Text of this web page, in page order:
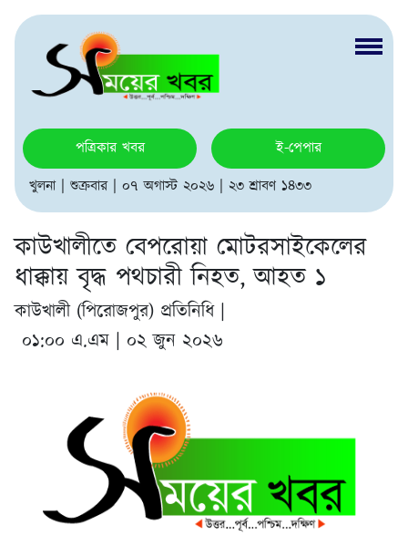
পত্রিকার খবর
ই-পেপার
খুলনা | শুক্রবার | ০৭ অগাস্ট ২০২৬ | ২৩ শ্রাবণ ১৪৩৩
কাউখালীতে বেপরোয়া মোটরসাইকেলের
ধাক্কায় বৃদ্ধ পথচারী নিহত, আহত ১
কাউখালী (পিরোজপুর) প্রতিনিধি |
০১:০০ এ.এম | ০২ জুন ২০২৬